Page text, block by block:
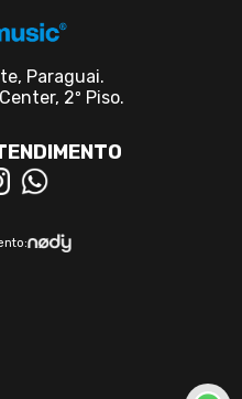
Paraguai.
2º Piso.